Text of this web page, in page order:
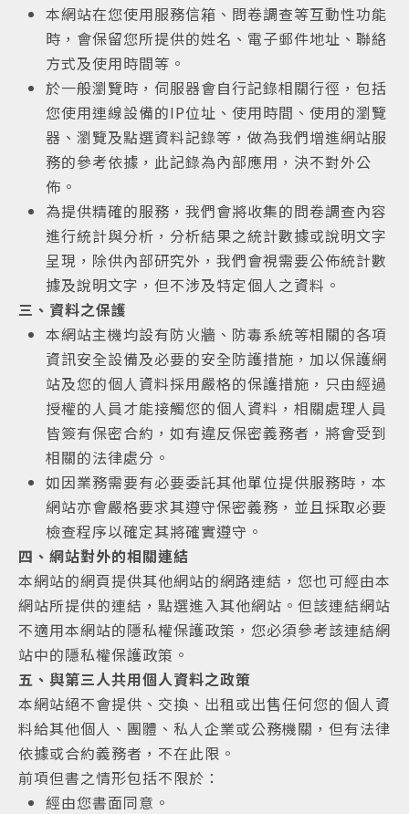
本網站在您使用服務信箱、問卷調查等互動性功能
時，會保留您所提供的姓名、電子郵件地址、聯絡
方式及使用時間等。
於一般瀏覽時，伺服器會自行記錄相關行徑，包括
您使用連線設備的IP位址、使用時間、使用的瀏覽
器、瀏覽及點選資料記錄等，做為我們增進網站服
務的參考依據，此記錄為內部應用，決不對外公
佈。
為提供精確的服務，我們會將收集的問卷調查內容
進行統計與分析，分析結果之統計數據或說明文字
呈現，除供內部研究外，我們會視需要公佈統計數
據及說明文字，但不涉及特定個人之資料。
三、資料之保護
本網站主機均設有防火牆、防毒系統等相關的各項
資訊安全設備及必要的安全防護措施，加以保護網
站及您的個人資料採用嚴格的保護措施，只由經過
授權的人員才能接觸您的個人資料，相關處理人員
皆簽有保密合約，如有違反保密義務者，將會受到
相關的法律處分。
如因業務需要有必要委託其他單位提供服務時，本
網站亦會嚴格要求其遵守保密義務，並且採取必要
檢查程序以確定其將確實遵守。
四、網站對外的相關連結
本網站的網頁提供其他網站的網路連結，您也可經由本
網站所提供的連結，點選進入其他網站。但該連結網站
不適用本網站的隱私權保護政策，您必須參考該連結網
站中的隱私權保護政策。
五、與第三人共用個人資料之政策
本網站絕不會提供、交換、出租或出售任何您的個人資
料給其他個人、團體、私人企業或公務機關，但有法律
依據或合約義務者，不在此限。
前項但書之情形包括不限於：
經由您書面同意。